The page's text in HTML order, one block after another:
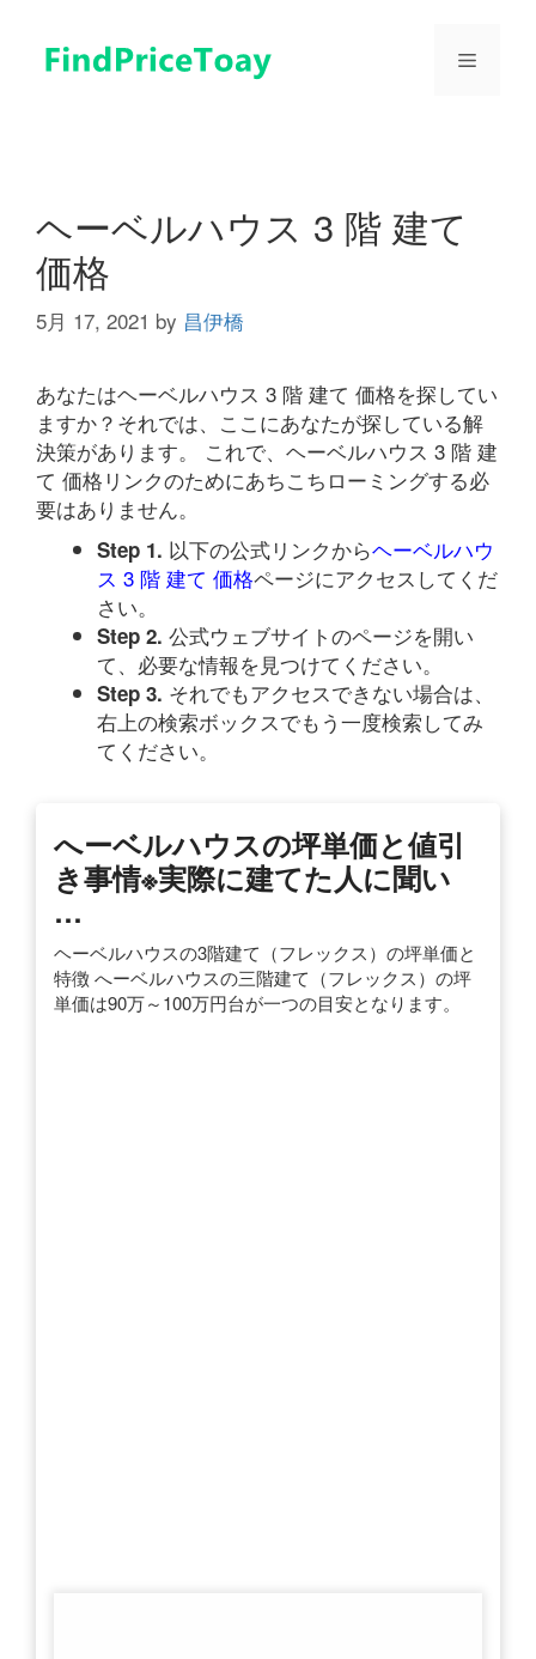
メ
ヘーベルハウス 3 階 建て
価格
5月 17, 2021 by 昌伊橋
あなたはヘーベルハウス 3 階 建て 価格を探してい
ますか？それでは、ここにあなたが探している解
決策があります。 これで、ヘーベルハウス 3 階 建
て 価格リンクのためにあちこちローミングする必
要はありません。
Step 1. 以下の公式リンクからヘーベルハウ
ス 3 階 建て 価格ページにアクセスしてくだ
さい。
Step 2. 公式ウェブサイトのページを開い
て、必要な情報を見つけてください。
Step 3. それでもアクセスできない場合は、
右上の検索ボックスでもう一度検索してみ
てください。
へーベルハウスの坪単価と値引
き事情※実際に建てた人に聞い
…
ヘーベルハウスの3階建て（フレックス）の坪単価と
特徴 へーベルハウスの三階建て（フレックス）の坪
単価は90万～100万円台が一つの目安となります。